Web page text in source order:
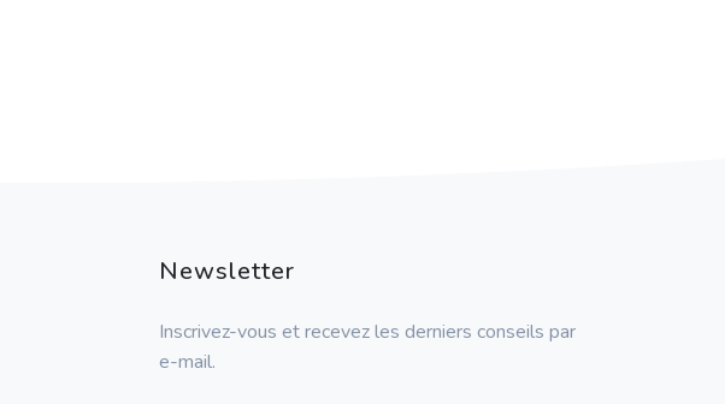
Newsletter
Inscrivez-vous et recevez les derniers conseils par
e-mail.